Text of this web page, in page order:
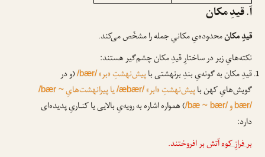
آ. قیدِ مکان
قیدِ مکانمحدوده‌یِ مکانیِ جمله را مشخّص می‌کند.
نکته‌هایِ زیر در ساختارِ قیدِ مکان چشم‌گیر هستند:
قیدِ مکان به گونه‌یِ بندِ برنهشتی باپیش‌نهشتِ «بر»/bær/(و در
گویش‌هایِ کهن باپیش‌نهشتِ «ابر»/æbær/یا پیرانهشت‌هایِ/bær ~
bær/ و/bæ ~ bær/) همواره اشاره به رویه‌یِ بالایی یا کنـاریِ پدیده‌ای
دارد:
بر فرازِ کوهآتش بر افروختند.